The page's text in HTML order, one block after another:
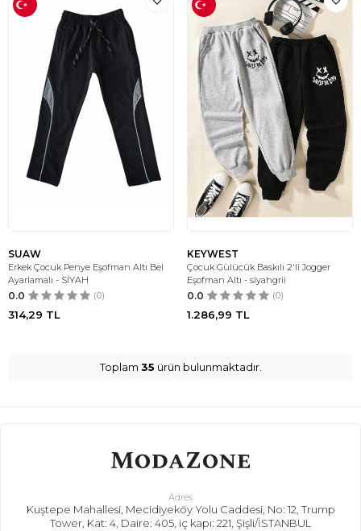
SUAW
Erkek Çocuk Penye Eşofman Altı Bel
Ayarlamalı - SİYAH
0.0 (0)
314,29 TL
KEYWEST
Çocuk Gülücük Baskılı 2'li Jogger
Eşofman Altı - siyahgrii
0.0 (0)
1.286,99 TL
Toplam 35 ürün bulunmaktadır.
Adres
Kuştepe Mahallesi, Mecidiyeköy Yolu Caddesi, No: 12, Trump
Tower, Kat: 4, Daire: 405, iç kapı: 221, Şişli/İSTANBUL